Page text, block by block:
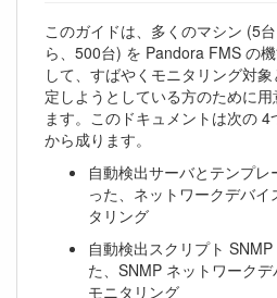
このガイドは、多くのマシン (5
ら、500台) を Pandora FMS の
して、すばやくモニタリング対
定しようとしている方のために
ます。このドキュメントは次の 4
から成ります。
自動検出サーバとテンプレ
った、ネットワークデバイ
タリング
自動検出スクリプト
た、SNMP ネットワーク
モニタリング